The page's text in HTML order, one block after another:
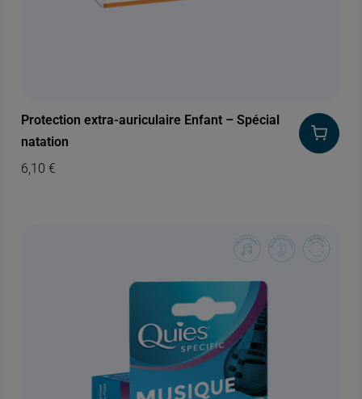
Protection extra-auriculaire Enfant – Spécial
natation
6,10€